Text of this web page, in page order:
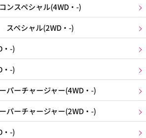
スペシャル(4WD・-)
ペシャル(2WD・-)
-)
-)
ーチャージャー(4WD・-)
ーチャージャー(2WD・-)
-)